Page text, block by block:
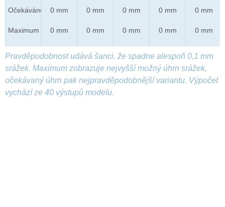
Očekáváno
Maximum
0 mm
0 mm
0 mm
0 mm
0 mm
0 mm
0 mm
0 mm
0 mm
0 mm
Pravděpodobnost udává šanci, že spadne alespoň 0,1 mm
srážek. Maximum zobrazuje nejvyšší možný úhrn srážek,
očekávaný úhrn pak nejpravděpodobnější variantu. Výpočet
vychází ze 40 výstupů modelu.